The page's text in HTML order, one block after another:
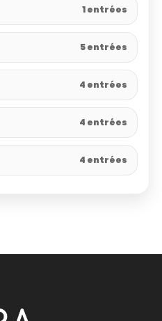
1 entrées
5 entrées
4 entrées
4 entrées
4 entrées